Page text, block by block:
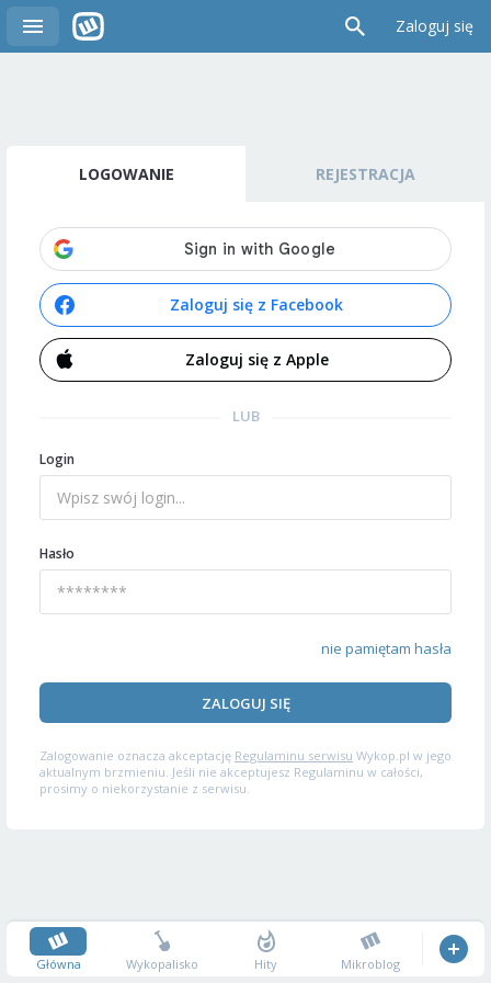
Zaloguj się
LOGOWANIE REJESTRACJA
Zaloguj się z Facebook
Zaloguj się z Apple
LUB
Login
Hasło
nie pamiętam hasła
ZALOGUJ SIĘ
Zalogowanie oznacza akceptację Regulaminu serwisu Wykop.pl w jego
aktualnym brzmieniu. Jeśli nie akceptujesz Regulaminu w całości,
prosimy o niekorzystanie z serwisu.
Główna Wykopalisko Hity Mikroblog